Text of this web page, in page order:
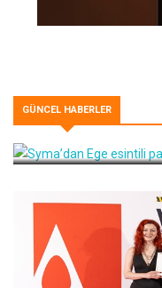
GÜNCEL HABERLER
Syma’dan Ege